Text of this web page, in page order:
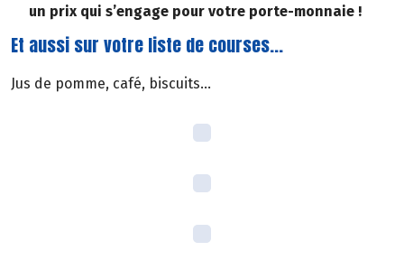
un prix qui s’engage pour votre porte-monnaie !
Et aussi sur votre liste de courses...
Jus de pomme, café, biscuits...